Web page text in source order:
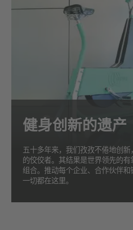
健身创新的遗产
五十多年来，我们孜孜不倦地创
的佼佼者。其结果是世界领先的
组合。推动每个企业、合作伙伴
一切都在这里。